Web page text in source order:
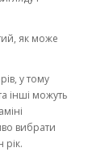
як може
у тому
інші можуть
вибрати
рік.